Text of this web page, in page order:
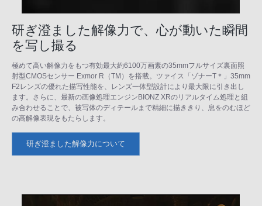
研ぎ澄ました解像力で、心が動いた瞬間
を写し撮る
極めて高い解像力をもつ有効最大約6100万画素の35mmフルサイズ裏面照
射型CMOSセンサー Exmor R（TM）を搭載。ツァイス「ゾナーT＊」35mm
F2レンズの優れた描写性能を、レンズ一体型設計により最大限に引き出し
ます。さらに、最新の画像処理エンジンBIONZ XRのリアルタイム処理と組
み合わせることで、被写体のディテールまで精細に描ききり、息をのむほど
の高解像表現をもたらします。
研ぎ澄ました解像力について